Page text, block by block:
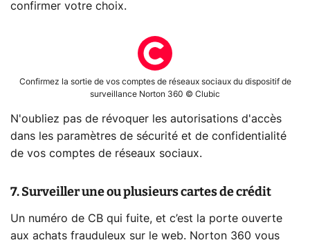
confirmer votre choix.
Confirmez la sortie de vos comptes de réseaux sociaux du dispositif de
surveillance Norton 360 © Clubic
N'oubliez pas de révoquer les autorisations d'accès
dans les paramètres de sécurité et de confidentialité
de vos comptes de réseaux sociaux.
7. Surveiller une ou plusieurs cartes de crédit
Un numéro de CB qui fuite, et c’est la porte ouverte
aux achats frauduleux sur le web. Norton 360 vous